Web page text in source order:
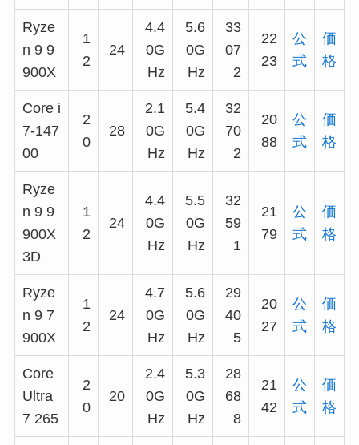
Ryze
n 9 9
900X
1
2
24
4.4
0G
Hz
5.6
0G
Hz
33
07
2
22
23
公
式
価
格
Core i
7-147
00
2
0
28
2.1
0G
Hz
5.4
0G
Hz
32
70
2
20
88
公
式
価
格
Ryze
n 9 9
900X
3D
1
2
24
4.4
0G
Hz
5.5
0G
Hz
32
59
1
21
79
公
式
価
格
Ryze
n 9 7
900X
1
2
24
4.7
0G
Hz
5.6
0G
Hz
29
40
5
20
27
公
式
価
格
Core
Ultra
7 265
2
0
20
2.4
0G
Hz
5.3
0G
Hz
28
68
8
21
42
公
式
価
格